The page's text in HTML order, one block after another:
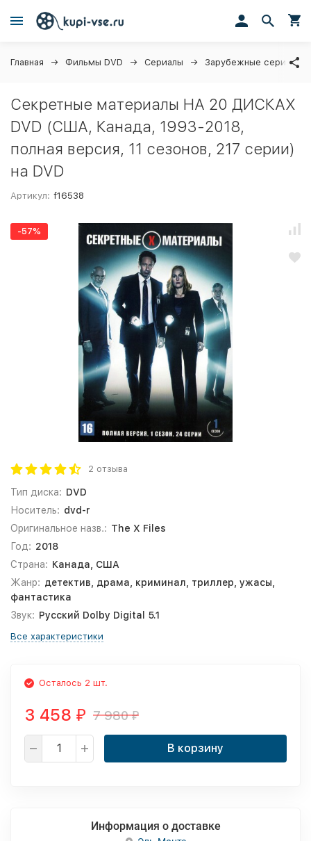
Главная Фильмы DVD Сериалы Зарубежные сериалы
Секретные материалы НА 20 ДИСКАХ
DVD (США, Канада, 1993-2018,
полная версия, 11 сезонов, 217 серии)
на DVD
Артикул: f16538
-57%
2 отзыва
Тип диска: DVD
Носитель: dvd-r
Оригинальное назв.: The X Files
Год: 2018
Страна: Канада, США
Жанр: детектив, драма, криминал, триллер, ужасы,
фантастика
Звук: Русский Dolby Digital 5.1
Все характеристики
Осталось 2 шт.
3 458 ₽ 7 980₽
В корзину
Информация о доставке